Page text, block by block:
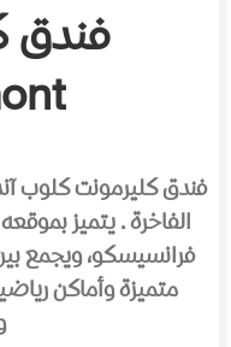
فندق
فندق كليرمونت كلوب
الفاخرة . يتميز
فرانسيسكو، ويجمع
متميزة وأماكن